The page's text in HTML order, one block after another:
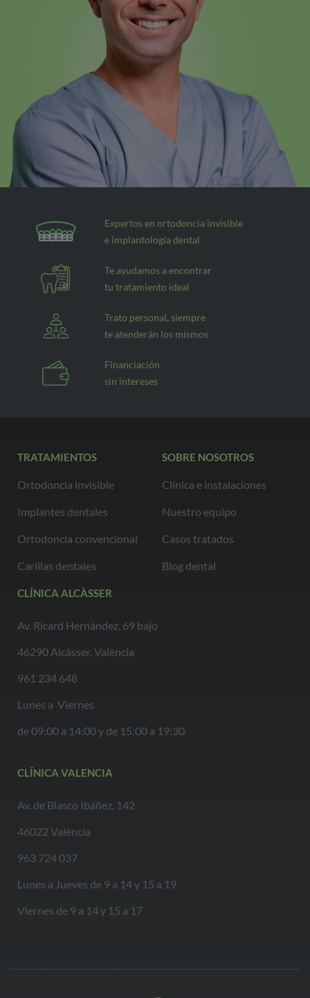
Expertos en ortodoncia invisible
e implantología dental
Te ayudamos a encontrar
tu tratamiento ideal
Trato personal, siempre
te atenderán los mismos
Financiación
sin intereses
TRATAMIENTOS
Ortodoncia invisible
Implantes dentales
Ortodoncia convencional
Carillas dentales
SOBRE NOSOTROS
Clínica e instalaciones
Nuestro equipo
Casos tratados
Blog dental
CLÍNICA ALCÀSSER
Av. Ricard Hernández, 69 bajo
46290 Alcàsser, València
961 234 648
Lunes a Viernes
de 09:00 a 14:00 y de 15:00 a 19:30
CLÍNICA VALENCIA
Av. de Blasco Ibáñez, 142
46022 València
963 724 037
Lunes a Jueves de 9 a 14 y 15 a 19
Viernes de 9 a 14 y 15 a 17